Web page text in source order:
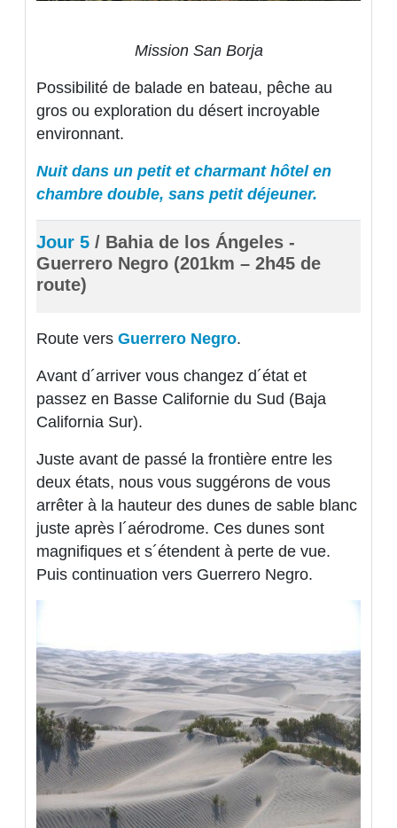
Mission San Borja
Possibilité de balade en bateau, pêche au
gros ou exploration du désert incroyable
environnant.
Nuit dans un petit et charmant hôtel en
chambre double, sans petit déjeuner.
Jour 5 / Bahia de los Ángeles -
Guerrero Negro (201km – 2h45 de
route)
Route vers Guerrero Negro.
Avant d´arriver vous changez d´état et
passez en Basse Californie du Sud (Baja
California Sur).
Juste avant de passé la frontière entre les
deux états, nous vous suggérons de vous
arrêter à la hauteur des dunes de sable blanc
juste après l´aérodrome. Ces dunes sont
magnifiques et s´étendent à perte de vue.
Puis continuation vers Guerrero Negro.